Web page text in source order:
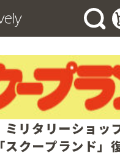
ミリタリーショッ
「スクープランド」